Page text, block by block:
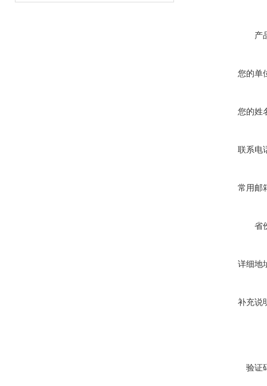
产
您的单
您的姓
联系电
常用邮
省
详细地
补充说
验证